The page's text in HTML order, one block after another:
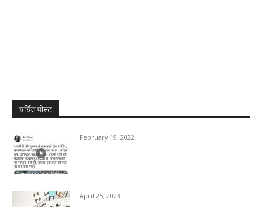
चर्चित पोस्ट
February 19, 2022
April 25, 2023